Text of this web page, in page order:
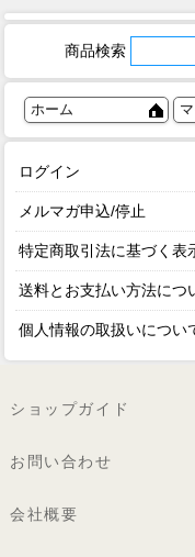
商品検索
ホーム
ログイン
メルマガ申込/停止
特定商取引法に基づく表
送料とお支払い方法につ
個人情報の取扱いについ
ショップガイド
お問い合わせ
会社概要